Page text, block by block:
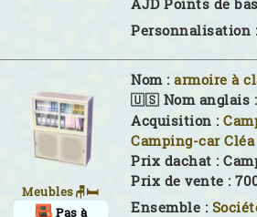
AJD Points de
Personnalisation
Meubles🪑🛏
Pas à
Nom : armoire à
🇺🇸 Nom anglais :
Acquisition :
Camping-car Cléa
Prix dachat :
Prix de vente :
Ensemble :